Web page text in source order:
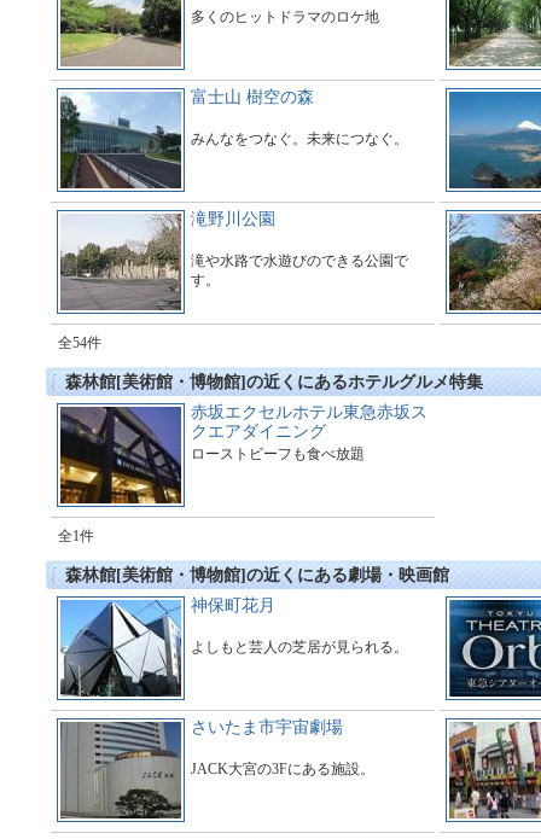
多くのヒットドラマのロケ地
富士山 樹空の森
みんなをつなぐ。未来につなぐ。
滝野川公園
滝や水路で水遊びのできる公園で
す。
全54件
森林館[美術館・博物館]の近くにあるホテルグルメ特集
赤坂エクセルホテル東急赤坂ス
クエアダイニング
ローストビーフも食べ放題
全1件
森林館[美術館・博物館]の近くにある劇場・映画館
神保町花月
よしもと芸人の芝居が見られる。
さいたま市宇宙劇場
JACK大宮の3Fにある施設。